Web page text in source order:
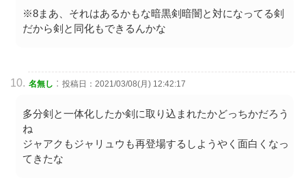
※8まあ、それはあるかもな暗黒剣暗闇と対になってる剣
だから剣と同化もできるんかな
名無し : 投稿日：2021/03/08(月) 12:42:17
多分剣と一体化したか剣に取り込まれたかどっちかだろう
ね
ジャアクもジャリュウも再登場するしようやく面白くなっ
てきたな